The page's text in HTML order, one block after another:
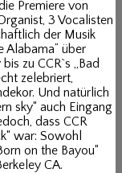
Premiere von
3 Vocalisten
der Musik
Alabama” über
zu CCR`s „Bad
zelebriert,
Und natürlich
sky“ auch Eingang
dass CCR
war: Sowohl
on the Bayou“
CA.